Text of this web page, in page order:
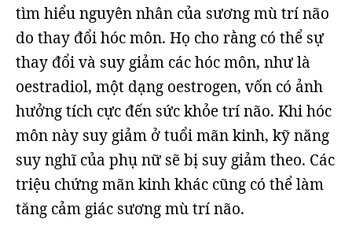
tìm hiểu nguyên nhân của sương mù trí não
do thay đổi hóc môn. Họ cho rằng có thể sự
thay đổi và suy giảm các hóc môn, như là
oestradiol, một dạng oestrogen, vốn có ảnh
hưởng tích cực đến sức khỏe trí não. Khi hóc
môn này suy giảm ở tuổi mãn kinh, kỹ năng
suy nghĩ của phụ nữ sẽ bị suy giảm theo. Các
triệu chứng mãn kinh khác cũng có thể làm
tăng cảm giác sương mù trí não.